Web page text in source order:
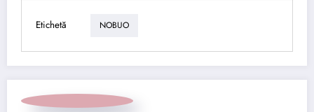
Etichetă NOBUO